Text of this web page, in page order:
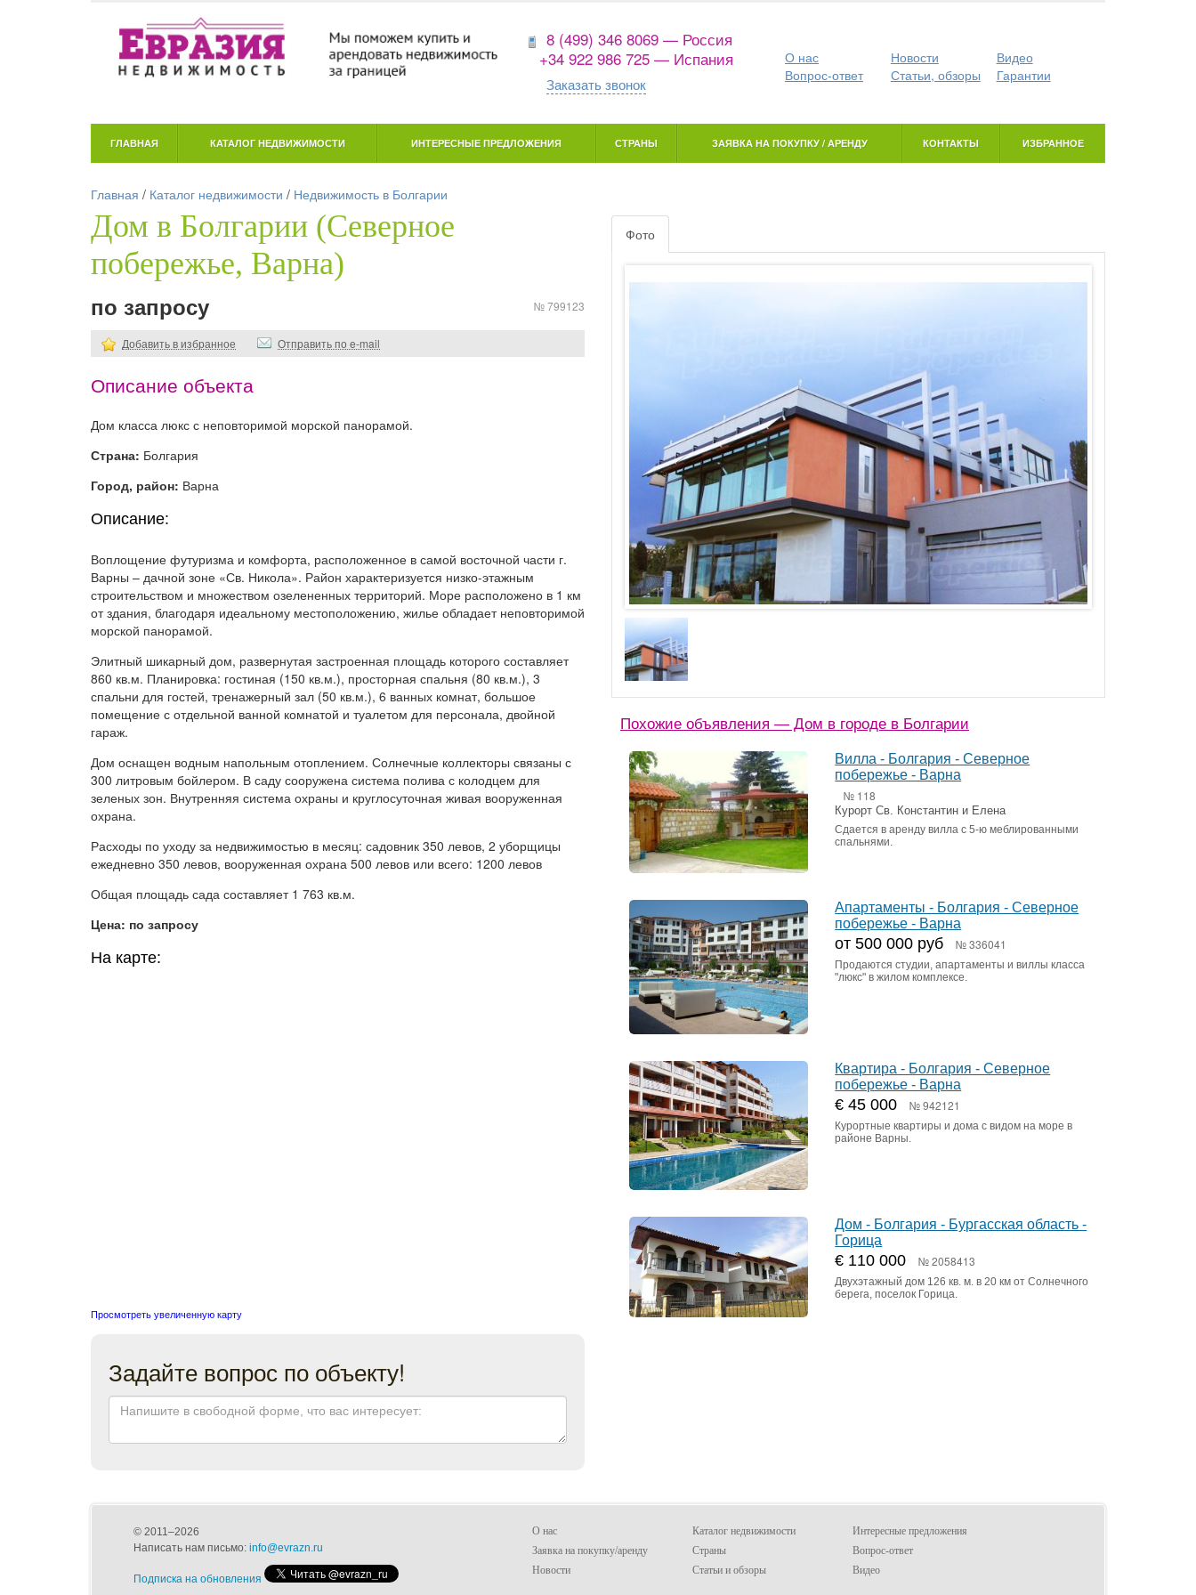
8 (499) 346 8069 — Россия
+34 922 986 725 — Испания
Заказать звонок
О нас Новости
Видео
Вопрос-ответ
Статьи, обзоры Гарантии
ГЛАВНАЯ КАТАЛОГ НЕДВИЖИМОСТИ ИНТЕРЕСНЫЕ ПРЕДЛОЖЕНИЯ СТРАНЫ ЗАЯВКА НА ПОКУПКУ / АРЕНДУ КОНТАКТЫ ИЗБРАННОЕ
Главная / Каталог недвижимости / Недвижимость в Болгарии
Дом в Болгарии (Северное
побережье, Варна)
по запросу № 799123
Добавить в избранное Отправить по e-mail
Описание объекта
Дом класса люкс с неповторимой морской панорамой.
Страна: Болгария
Город, район: Варна
Описание:
Воплощение футуризма и комфорта, расположенное в самой восточной части г.
Варны – дачной зоне «Св. Никола». Район характеризуется низко-этажным
строительством и множеством озелененных территорий. Море расположено в 1 км
от здания, благодаря идеальному местоположению, жилье обладает неповторимой
морской панорамой.
Элитный шикарный дом, развернутая застроенная площадь которого составляет
860 кв.м. Планировка: гостиная (150 кв.м.), просторная спальня (80 кв.м.), 3
спальни для гостей, тренажерный зал (50 кв.м.), 6 ванных комнат, большое
помещение с отдельной ванной комнатой и туалетом для персонала, двойной
гараж.
Дом оснащен водным напольным отоплением. Солнечные коллекторы связаны с
300 литровым бойлером. В саду сооружена система полива с колодцем для
зеленых зон. Внутренняя система охраны и круглосуточная живая вооруженная
охрана.
Расходы по уходу за недвижимостью в месяц: садовник 350 левов, 2 уборщицы
ежедневно 350 левов, вооруженная охрана 500 левов или всего: 1200 левов
Общая площадь сада составляет 1 763 кв.м.
Цена: по запросу
На карте:
Просмотреть увеличенную карту
Задайте вопрос по объекту!
Фото
Похожие объявления — Дом в городе в Болгарии
Вилла - Болгария - Северное
побережье - Варна
№ 118
Курорт Св. Константин и Елена
Сдается в аренду вилла с 5-ю меблированными
спальнями.
Апартаменты - Болгария - Северное
побережье - Варна
от 500 000 руб № 336041
Продаются студии, апартаменты и виллы класса
"люкс" в жилом комплексе.
Квартира - Болгария - Северное
побережье - Варна
€ 45 000 № 942121
Курортные квартиры и дома с видом на море в
районе Варны.
Дом - Болгария - Бургасская область -
Горица
€ 110 000 № 2058413
Двухэтажный дом 126 кв. м. в 20 км от Солнечного
берега, поселок Горица.
© 2011–2026
Написать нам письмо: info@evrazn.ru
Подписка на обновления
О нас Каталог недвижимости
Интересные предложения
Заявка на покупку/аренду
Страны
Вопрос-ответ
Новости
Статьи и обзоры Видео